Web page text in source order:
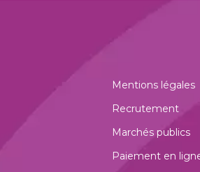
Mentions légales
Recrutement
Marchés publics
Paiement en